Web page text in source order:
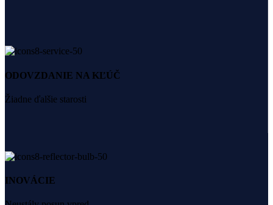
ODOVZDANIE NA KĽÚČ
Žiadne ďalšie starosti
INOVÁCIE